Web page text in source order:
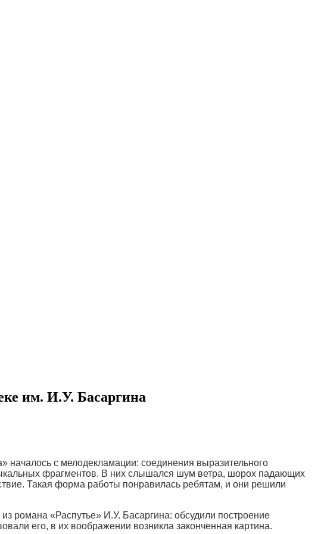
им. И.У. Басаргина
с мелодекламации: соединения выразительного
фрагментов. В них слышался шум ветра, шорох падающих
Такая форма работы понравилась ребятам, и они решили
романа «Распутье» И.У. Басаргина: обсудили построение
его, в их воображении возникла законченная картина.